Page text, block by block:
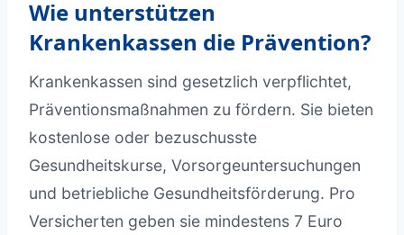
Wie unterstützen
Krankenkassen die Prävention?
Krankenkassen sind gesetzlich verpflichtet,
Präventionsmaßnahmen zu fördern. Sie bieten
kostenlose oder bezuschusste
Gesundheitskurse, Vorsorgeuntersuchungen
und betriebliche Gesundheitsförderung. Pro
Versicherten geben sie mindestens 7 Euro